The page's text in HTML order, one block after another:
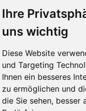
Ihre
uns wichtig
Diese Website
und Targeting
Ihnen ein besseres
zu ermöglichen und
die Sie sehen, besser
items found